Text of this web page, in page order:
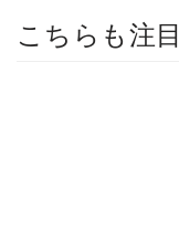
こちらも注目